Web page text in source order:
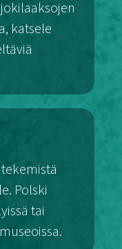
katsele
Polski
tai